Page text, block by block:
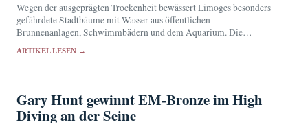
Wegen der ausgeprägten Trockenheit bewässert Limoges besonders
gefährdete Stadtbäume mit Wasser aus öffentlichen
Brunnenanlagen, Schwimmbädern und dem Aquarium. Die
ARTIKEL LESEN →
Gary Hunt gewinnt EM-Bronze im High
Diving an der Seine